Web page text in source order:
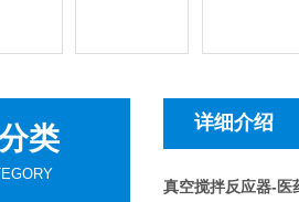
类 详细介绍
真空搅拌反应器-医